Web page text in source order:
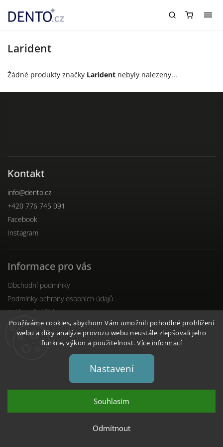
Používáme cookies, abychom Vám umožnili pohodlné prohlížení
webu a díky analýze provozu webu neustále zlepšovali jeho
funkce, výkon a použitelnost. Více informací
Nastavení
Odmítnout
Souhlasím
Larident
Žádné produkty značky Larident nebyly nalezeny...
Kontakt
info@dento.cz
+420 776 745 091
Facebook
Instagram
Informace pro vás
Obchodní podmínky
Podmínky ochrany osobních údajů
Reklamační řád
Upravit nastavení cookies
Shoptet| Design